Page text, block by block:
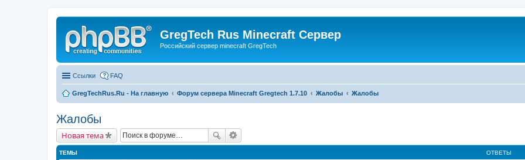
GregTech Rus Minecraft Сервер
Российский сервер minecraft GregTech
Ссылки FAQ
GregTechRus.Ru - На главную Форум сервера Minecraft Gregtech 1.7.10 Жалобы Жалобы
Жалобы
Новая тема
ТЕМЫ ОТВЕТЫ